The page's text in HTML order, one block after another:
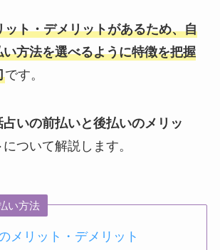
ット・デメリットがあるため、自
方法を選べるように特徴を把握
です。
占いの前払いと後払いのメリッ
について解説します。
い方法
メリット・デメリット